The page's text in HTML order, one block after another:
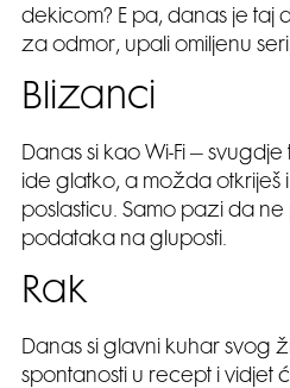
dekicom? E pa, danas je taj
za odmor, upali omiljenu
Blizanci
Danas si kao Wi-Fi – svugdje
ide glatko, a možda otkriješ
poslasticu. Samo pazi da
podataka na gluposti.
Rak
Danas si glavni kuhar svog
spontanosti u recept i vidjet